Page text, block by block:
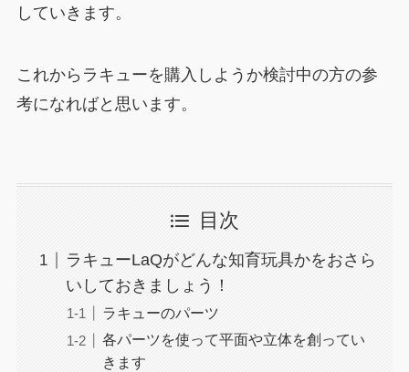
していきます。
これからラキューを購入しようか検討中の方の参
考になればと思います。
目次
ラキューLaQがどんな知育玩具かをおさら
いしておきましょう！
ラキューのパーツ
各パーツを使って平面や立体を創ってい
きます